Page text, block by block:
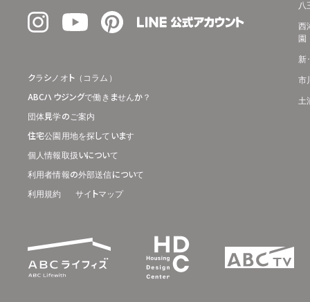
八
西
園
新
市
土
クラシノオト（コラム）
ABCハウジングで働きませんか？
団体見学のご案内
住宅公園用地を探しています
個人情報取扱いについて
利用者情報の外部送信について
利用規約
サイトマップ